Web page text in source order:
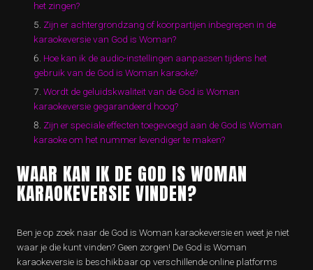
het zingen?
Zijn er achtergrondzang of koorpartijen inbegrepen in de
karaokeversie van God is Woman?
Hoe kan ik de audio-instellingen aanpassen tijdens het
gebruik van de God is Woman karaoke?
Wordt de geluidskwaliteit van de God is Woman
karaokeversie gegarandeerd hoog?
Zijn er speciale effecten toegevoegd aan de God is Woman
karaoke om het nummer levendiger te maken?
WAAR KAN IK DE GOD IS WOMAN
KARAOKEVERSIE VINDEN?
Ben je op zoek naar de God is Woman karaokeversie en weet je niet
waar je die kunt vinden? Geen zorgen! De God is Woman
karaokeversie is beschikbaar op verschillende online platforms